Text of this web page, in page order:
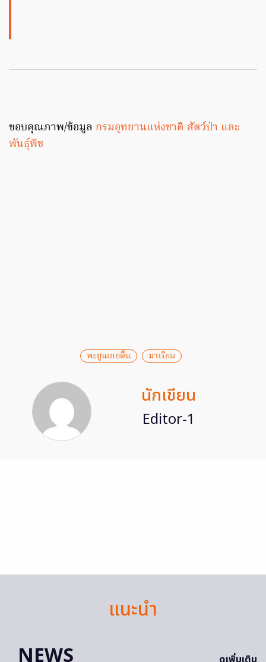
ขอบคุณภาพ/ข้อมูล กรมอุทยานแห่งชาติ สัตว์ป่า และ
พันธุ์พืช
พะยูนเกยตื้น มาเรียม
นักเขียน
Editor-1
แนะนำ
NEWS